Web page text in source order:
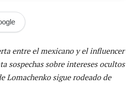
entre el mexicano y el influencer
sospechas sobre intereses ocultos
Lomachenko sigue rodeado de